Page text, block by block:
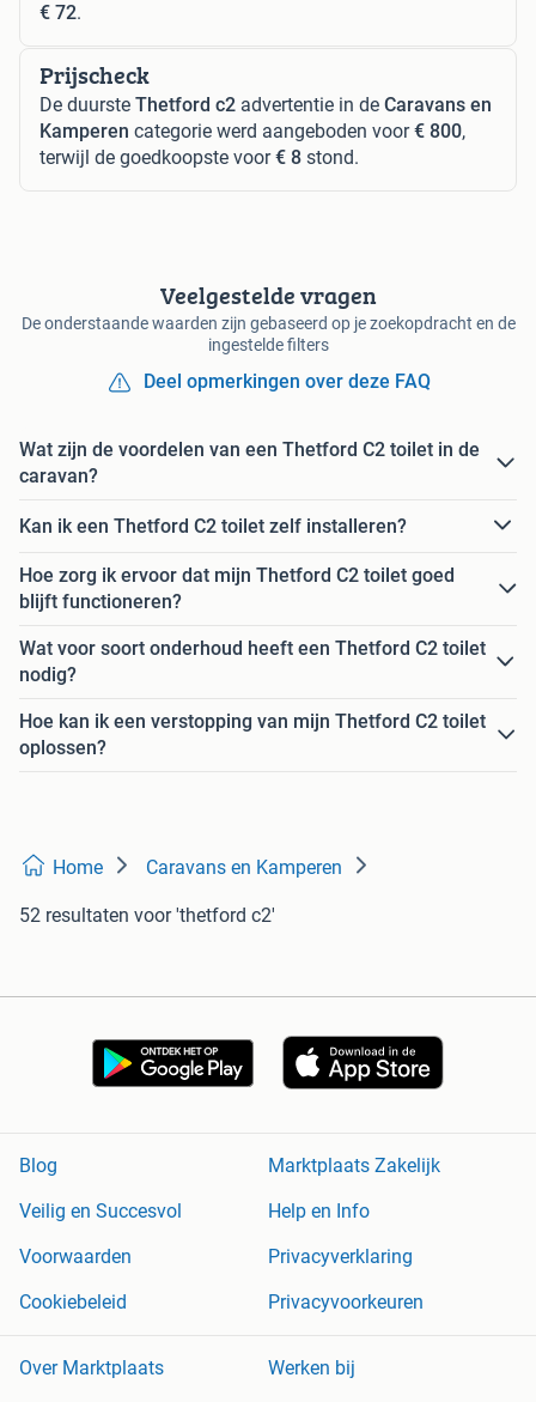
€ 72.
Prijscheck
De duurste Thetford c2 advertentie in de Caravans en
Kamperen categorie werd aangeboden voor€ 800,
terwijl de goedkoopste voor€ 8 stond.
Veelgestelde vragen
De onderstaande waarden zijn gebaseerd op je zoekopdracht en de
ingestelde filters
Deel opmerkingen over deze FAQ
Wat zijn de voordelen van een Thetford C2 toilet in de
caravan?
Kan ik een Thetford C2 toilet zelf installeren?
Hoe zorg ik ervoor dat mijn Thetford C2 toilet goed
blijft functioneren?
Wat voor soort onderhoud heeft een Thetford C2 toilet
nodig?
Hoe kan ik een verstopping van mijn Thetford C2 toilet
oplossen?
Home Caravans en Kamperen
52 resultaten voor 'thetford c2'
Blog
Marktplaats Zakelijk
Veilig en Succesvol
Help en Info
Voorwaarden
Privacyverklaring
Cookiebeleid
Privacyvoorkeuren
Over Marktplaats Werken bij